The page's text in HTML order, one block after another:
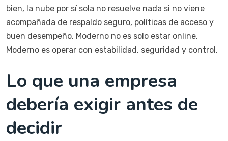
bien, la nube por sí sola no resuelve nada si no viene
acompañada de respaldo seguro, políticas de acceso y
buen desempeño. Moderno no es solo estar online.
Moderno es operar con estabilidad, seguridad y control.
Lo que una empresa
debería exigir antes de
decidir